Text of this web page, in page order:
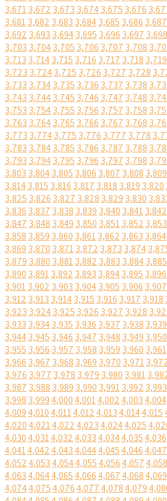
3,6713,672 3,673 3,6743,675 3,676
3,6813,682 3,683 3,6843,685 3,686 3,687
3,692 3,693 3,6943,695 3,696 3,697 3,698
3,703 3,7043,705 3,706 3,707 3,708
3,713 3,7143,715 3,716 3,717 3,718 3,719
3,723 3,7243,725 3,726 3,727 3,728
3,733 3,7343,735 3,736 3,737 3,738
3,743 3,7443,745 3,746 3,747 3,748
3,753 3,7543,755 3,756 3,757 3,758
3,763 3,7643,765 3,766 3,767 3,768
3,773 3,7743,775 3,776 3,777 3,778
3,783 3,7843,785 3,786 3,787 3,788
3,793 3,7943,795 3,796 3,797 3,798
3,803 3,8043,805 3,806 3,807 3,808 3,809
3,8143,815 3,816 3,817 3,818 3,819 3,820
3,825 3,826 3,827 3,828 3,829 3,830
3,836 3,837 3,838 3,839 3,840 3,8413,842
3,847 3,848 3,849 3,850 3,8513,852 3,853
3,858 3,859 3,860 3,8613,862 3,863 3,864
3,869 3,870 3,8713,872 3,873 3,874
3,879 3,880 3,8813,882 3,883 3,8843,885
3,890 3,8913,892 3,893 3,8943,895 3,896
3,9013,902 3,903 3,9043,905 3,906 3,907
3,912 3,913 3,9143,915 3,916 3,917 3,918
3,923 3,9243,925 3,926 3,927 3,928
3,933 3,9343,935 3,936 3,937 3,938 3,939
3,9443,945 3,946 3,947 3,948 3,949 3,950
3,955 3,956 3,957 3,958 3,959 3,960 3,961
3,966 3,967 3,968 3,969 3,970 3,971
3,976 3,977 3,978 3,979 3,980 3,981
3,987 3,988 3,989 3,990 3,9913,992 3,993
3,998 3,9994,0004,0014,0024,0034,004
4,0094,0104,0114,0124,0134,0144,015
4,0204,0214,0224,0234,0244,025
4,0304,0314,0324,0334,0344,0354,036
4,0414,0424,0434,0444,0454,0464,047
4,0524,0534,0544,0554,0564,0574,058
4,0634,0644,0654,0664,0674,0684,069
4,0744,0754,0764,0774,0784,079